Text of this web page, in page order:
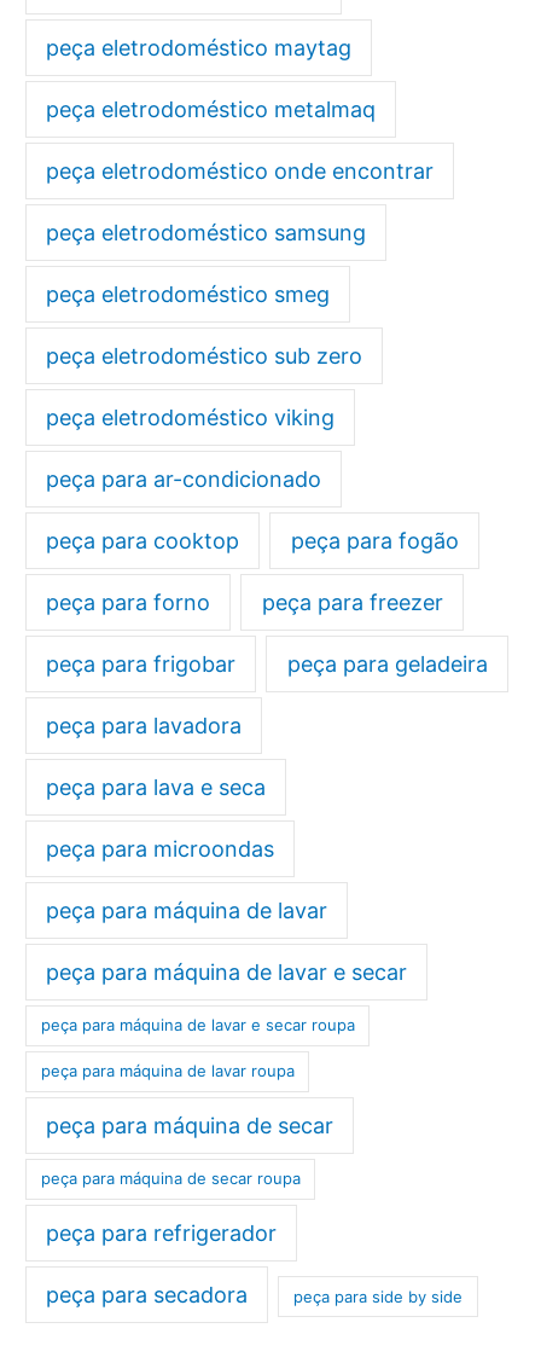
peça eletrodoméstico maytag
peça eletrodoméstico metalmaq
peça eletrodoméstico onde encontrar
peça eletrodoméstico samsung
peça eletrodoméstico smeg
peça eletrodoméstico sub zero
peça eletrodoméstico viking
peça para ar-condicionado
peça para cooktop peça para fogão
peça para forno peça para freezer
peça para frigobar peça para geladeira
peça para lavadora
peça para lava e seca
peça para microondas
peça para máquina de lavar
peça para máquina de lavar e secar
peça para máquina de lavar e secar roupa
peça para máquina de lavar roupa
peça para máquina de secar
peça para máquina de secar roupa
peça para refrigerador
peça para secadora peça para side by side